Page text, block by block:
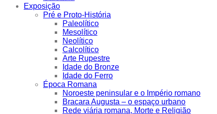
Exposição
Pré e Proto-História
Paleolítico
Mesolítico
Neolítico
Calcolítico
Arte Rupestre
Idade do Bronze
Idade do Ferro
Época Romana
Noroeste peninsular e o Império romano
Bracara Augusta – o espaço urbano
Rede viária romana, Morte e Religião